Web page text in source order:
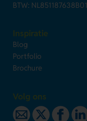
BTW: NL851187638B01
Inspiratie
Blog
Portfolio
Brochure
Volg ons